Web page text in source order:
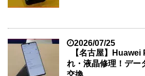
2026/07/25
【名古屋】
れ・液晶修理！デー
交換